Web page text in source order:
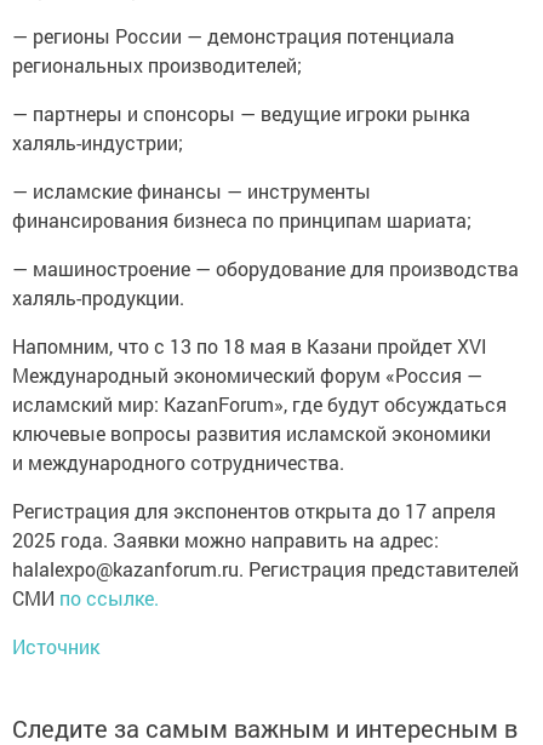
— регионы России — демонстрация потенциала
региональных производителей;
— партнеры и спонсоры — ведущие игроки рынка
халяль-индустрии;
— исламские финансы — инструменты
финансирования бизнеса по принципам шариата;
— машиностроение — оборудование для производства
халяль-продукции.
Напомним, что с 13 по 18 мая в Казани пройдет XVI
Международный экономический форум «Россия —
исламский мир: KazanForum», где будут обсуждаться
ключевые вопросы развития исламской экономики
и международного сотрудничества.
Регистрация для экспонентов открыта до 17 апреля
2025 года. Заявки можно направить на адрес:
halalexpo@kazanforum.ru. Регистрация представителей
СМИ по ссылке.
Источник
Следите за самым важным и интересным в